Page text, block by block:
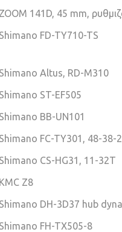
ZOOM 141D, 45 mm,
Shimano FD-TY710-TS
Shimano Altus, RD-M310
Shimano ST-EF505
Shimano BB-UN101
Shimano FC-TY301, 48-38-
Shimano CS-HG31, 11-32T
KMC Z8
Shimano DH-3D37 hub
Shimano FH-TX505-8